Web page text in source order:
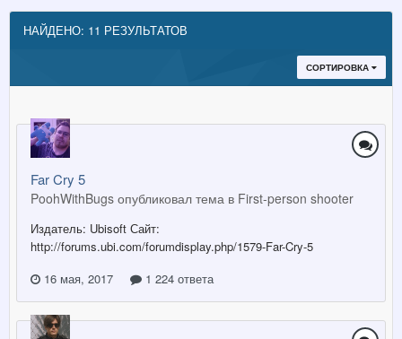
НАЙДЕНО: 11 РЕЗУЛЬТАТОВ
СОРТИРОВКА
Far Cry 5
PoohWithBugs опубликовал тема в First-person shooter
Издатель: Ubisoft Сайт:
http://forums.ubi.com/forumdisplay.php/1579-Far-Cry-5
16 мая, 2017
1 224 ответа